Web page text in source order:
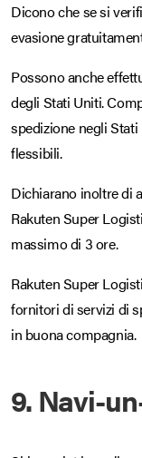
Dicono che se si
evasione
Possono anche
degli Stati Uniti.
spedizione negli
flessibili.
Dichiarano inoltre di
Rakuten Super
massimo di 3 ore.
Rakuten Super
fornitori di servizi di
in buona compagnia.
9. Navi-